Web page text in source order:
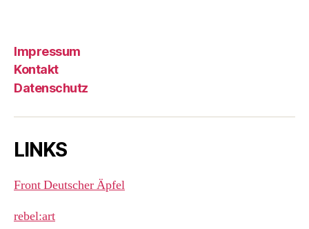
Impressum
Kontakt
Datenschutz
LINKS
Front Deutscher Äpfel
rebel:art